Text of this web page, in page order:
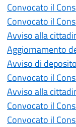
Convocato il
Convocato il
Avviso alla
Aggiornamento
Avviso di
Convocato il
Avviso alla
Convocato il
Convocato il